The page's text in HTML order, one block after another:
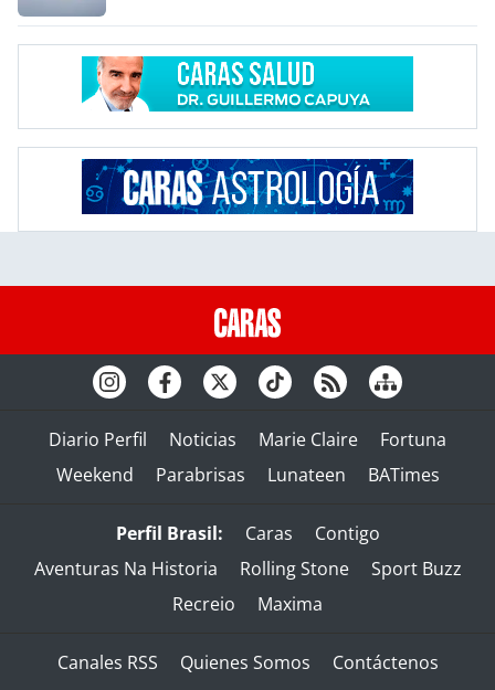
Diario Perfil Noticias Marie Claire
Fortuna
Weekend
Parabrisas Lunateen BATimes
Perfil Brasil: Caras
Contigo
Aventuras Na Historia
Rolling Stone
Sport Buzz
Recreio
Maxima
Canales RSS Quienes Somos
Contáctenos